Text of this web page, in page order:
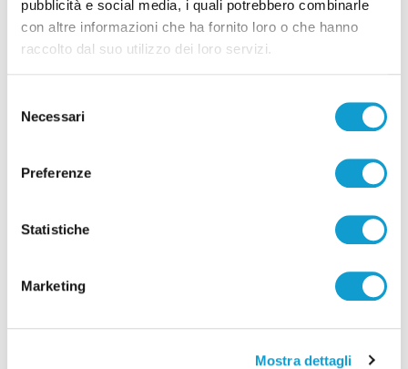
pubblicità e social media, i quali potrebbero combinarle
con altre informazioni che ha fornito loro o che hanno
raccolto dal suo utilizzo dei loro servizi.
delNecessari
Preferenze
Statistiche
Marketing
Mostra dettagli